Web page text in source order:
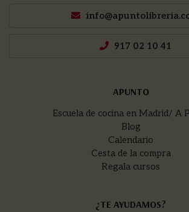
917 02 10 41
APUNTO
Escuela de cocina en Madrid/ A
Blog
Calendario
Cesta de la compra
Regala cursos
¿TE AYUDAMOS?